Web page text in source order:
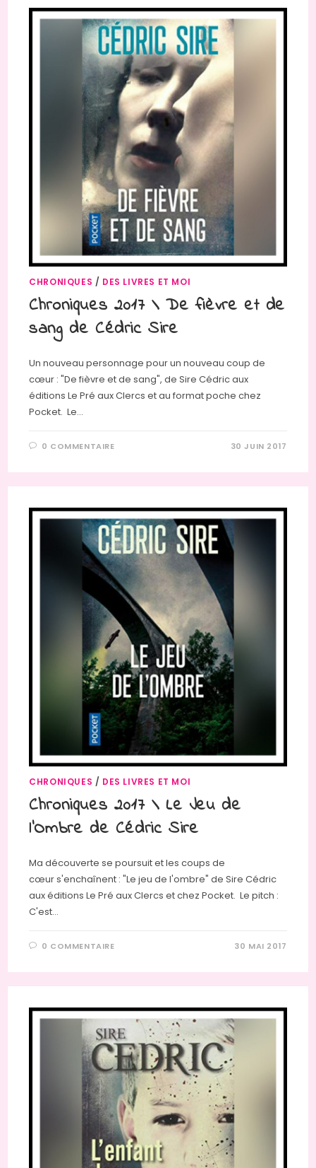
CHRONIQUES / DES LIVRES ET MOI
Chroniques 2017 \ De fièvre et de
sang de Cédric Sire
Un nouveau personnage pour un nouveau coup de
cœur : "De fièvre et de sang", de Sire Cédric aux
éditions Le Pré aux Clercs et au format poche chez
Pocket. Le…
0 COMMENTAIRE 30 JUIN 2017
CHRONIQUES / DES LIVRES ET MOI
Chroniques 2017 \ Le Jeu de
l’Ombre de Cédric Sire
Ma découverte se poursuit et les coups de
cœur s'enchaînent : "Le jeu de l'ombre" de Sire Cédric
aux éditions Le Pré aux Clercs et chez Pocket. Le pitch :
C'est…
0 COMMENTAIRE 30 MAI 2017